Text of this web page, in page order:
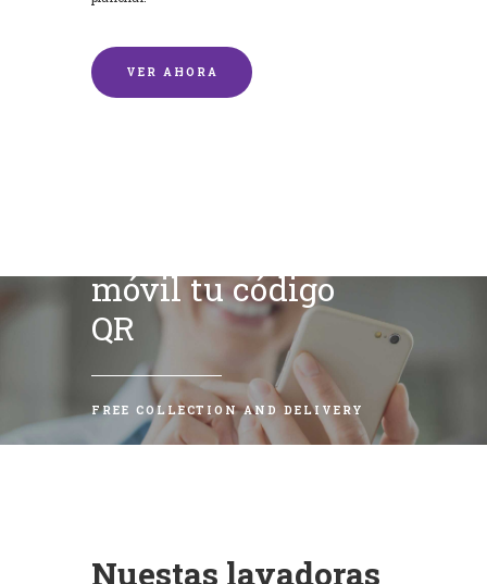
VER AHORA
móvil tu código
QR
FREE COLLECTION AND DELIVERY
Nuestas lavadoras